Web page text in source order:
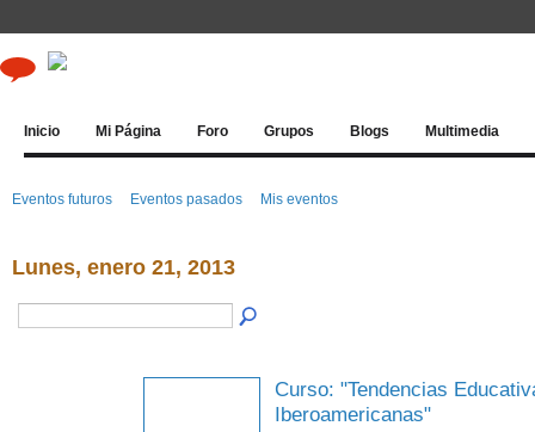
Inicio Mi Página Foro Grupos Blogs Multimedia
Eventos futuros Eventos pasados Mis eventos
Lunes, enero 21, 2013
Curso: "Tendencias
Iberoamericanas"